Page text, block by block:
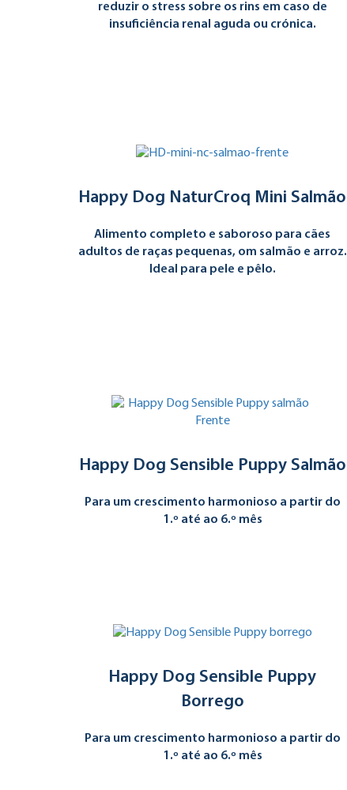
reduzir o stress sobre os rins em caso de
insuficiência renal aguda ou crónica.
Happy Dog NaturCroq Mini Salmão
Alimento completo e saboroso para cães
adultos de raças pequenas, om salmão e arroz.
Ideal para pele e pêlo.
Happy Dog Sensible Puppy Salmão
Para um crescimento harmonioso a partir do
1.º até ao 6.º mês
Happy Dog Sensible Puppy
Borrego
Para um crescimento harmonioso a partir do
1.º até ao 6.º mês